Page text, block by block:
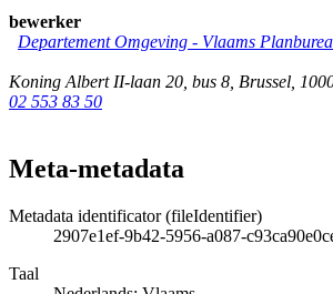
bewerker
Departement Omgeving - Vlaams
Koning Albert II-laan 20, bus 8 Brussel
02 553 83 50
Meta-metadata
Metadata identificator (fileIdentifier)
2907e1ef-9b42-5956-a087-
Taal